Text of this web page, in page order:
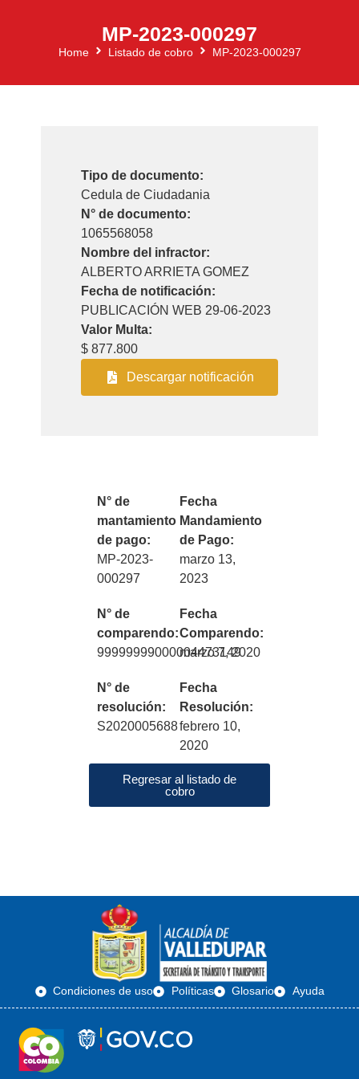
MP-2023-000297
Home Listado de cobro MP-2023-000297
Tipo de documento:
Cedula de Ciudadania
N° de documento:
1065568058
Nombre del infractor:
ALBERTO ARRIETA GOMEZ
Fecha de notificación:
PUBLICACIÓN WEB 29-06-2023
Valor Multa:
$ 877.800
Descargar notificación
N° de
mantamiento
de pago:
MP-2023-
000297
Fecha
Mandamiento
de Pago:
marzo 13,
2023
N° de
comparendo:
99999999000004473149
Fecha
Comparendo:
marzo 7, 2020
N° de
resolución:
S2020005688
Fecha
Resolución:
febrero 10,
2020
Regresar al listado de
cobro
Condiciones de uso Políticas Glosario Ayuda